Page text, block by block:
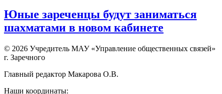
Юные зареченцы будут заниматься
шахматами в новом кабинете
© 2026 Учредитель МАУ «Управление общественных связей»
г. Заречного
Главный редактор Макарова О.В.
Наши координаты: